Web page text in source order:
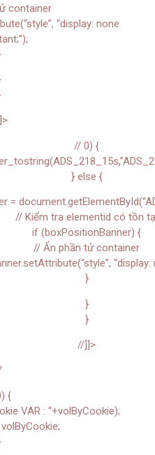
container
“display: none
// 0) {
} else {
=
// Kiểm tra elementid có tồn
if (boxPositionBanner) {
// Ẩn phần tử container
}
}
}
//]]>
{
VAR : “+volByCookie);